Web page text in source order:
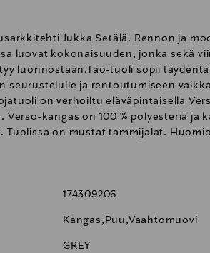
Jukka Setälä. Rennon ja
luovat kokonaisuuden, jonka sekä
luonnostaan.Tao-tuoli sopii
seurustelulle ja rentoutumiseen
on verhoiltu eläväpintaisella
kangas on 100 % polyesteriä ja
on mustat tammijalat.
174309206
Kangas,Puu,Vaahtomuovi
GREY